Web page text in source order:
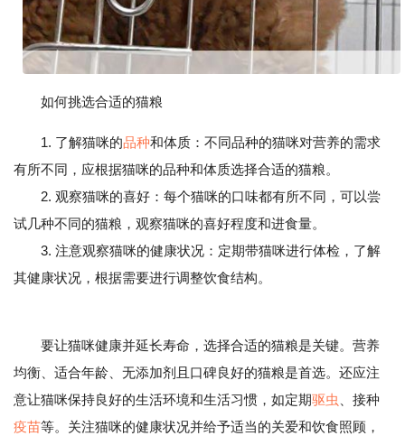
如何挑选合适的猫粮
1. 了解猫咪的品种和体质：不同品种的猫咪对营养的需求
有所不同，应根据猫咪的品种和体质选择合适的猫粮。
2. 观察猫咪的喜好：每个猫咪的口味都有所不同，可以尝
试几种不同的猫粮，观察猫咪的喜好程度和进食量。
3. 注意观察猫咪的健康状况：定期带猫咪进行体检，了解
其健康状况，根据需要进行调整饮食结构。
要让猫咪健康并延长寿命，选择合适的猫粮是关键。营养
均衡、适合年龄、无添加剂且口碑良好的猫粮是首选。还应注
意让猫咪保持良好的生活环境和生活习惯，如定期驱虫
、接种
疫苗等。关注猫咪的健康状况并给予适当的关爱和饮食照顾，